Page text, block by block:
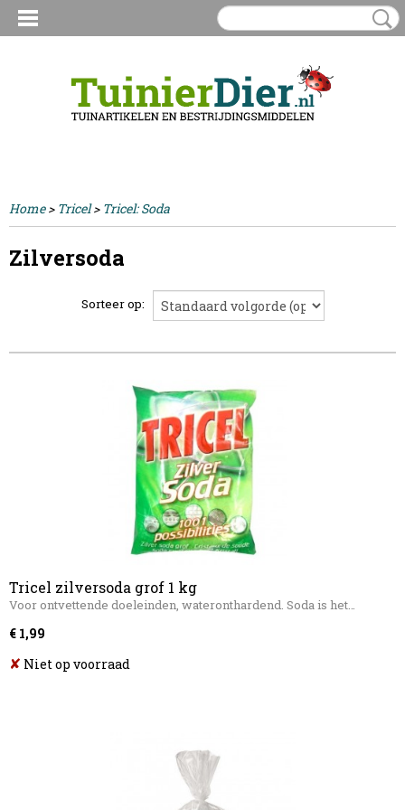
Home> Tricel> Tricel: Soda
Zilversoda
Sorteer op:
Tricel zilversoda grof 1 kg
Voor ontvettende doeleinden, wateronthardend. Soda is het…
€ 1,99
✘ Niet op voorraad